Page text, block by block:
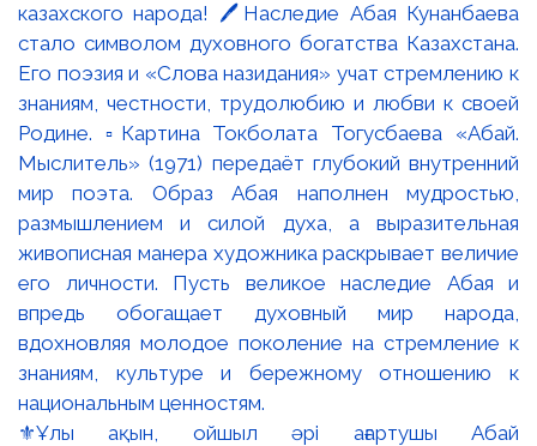
⚜️Ұлы ақын, ойшыл әрі ағартушы Абай